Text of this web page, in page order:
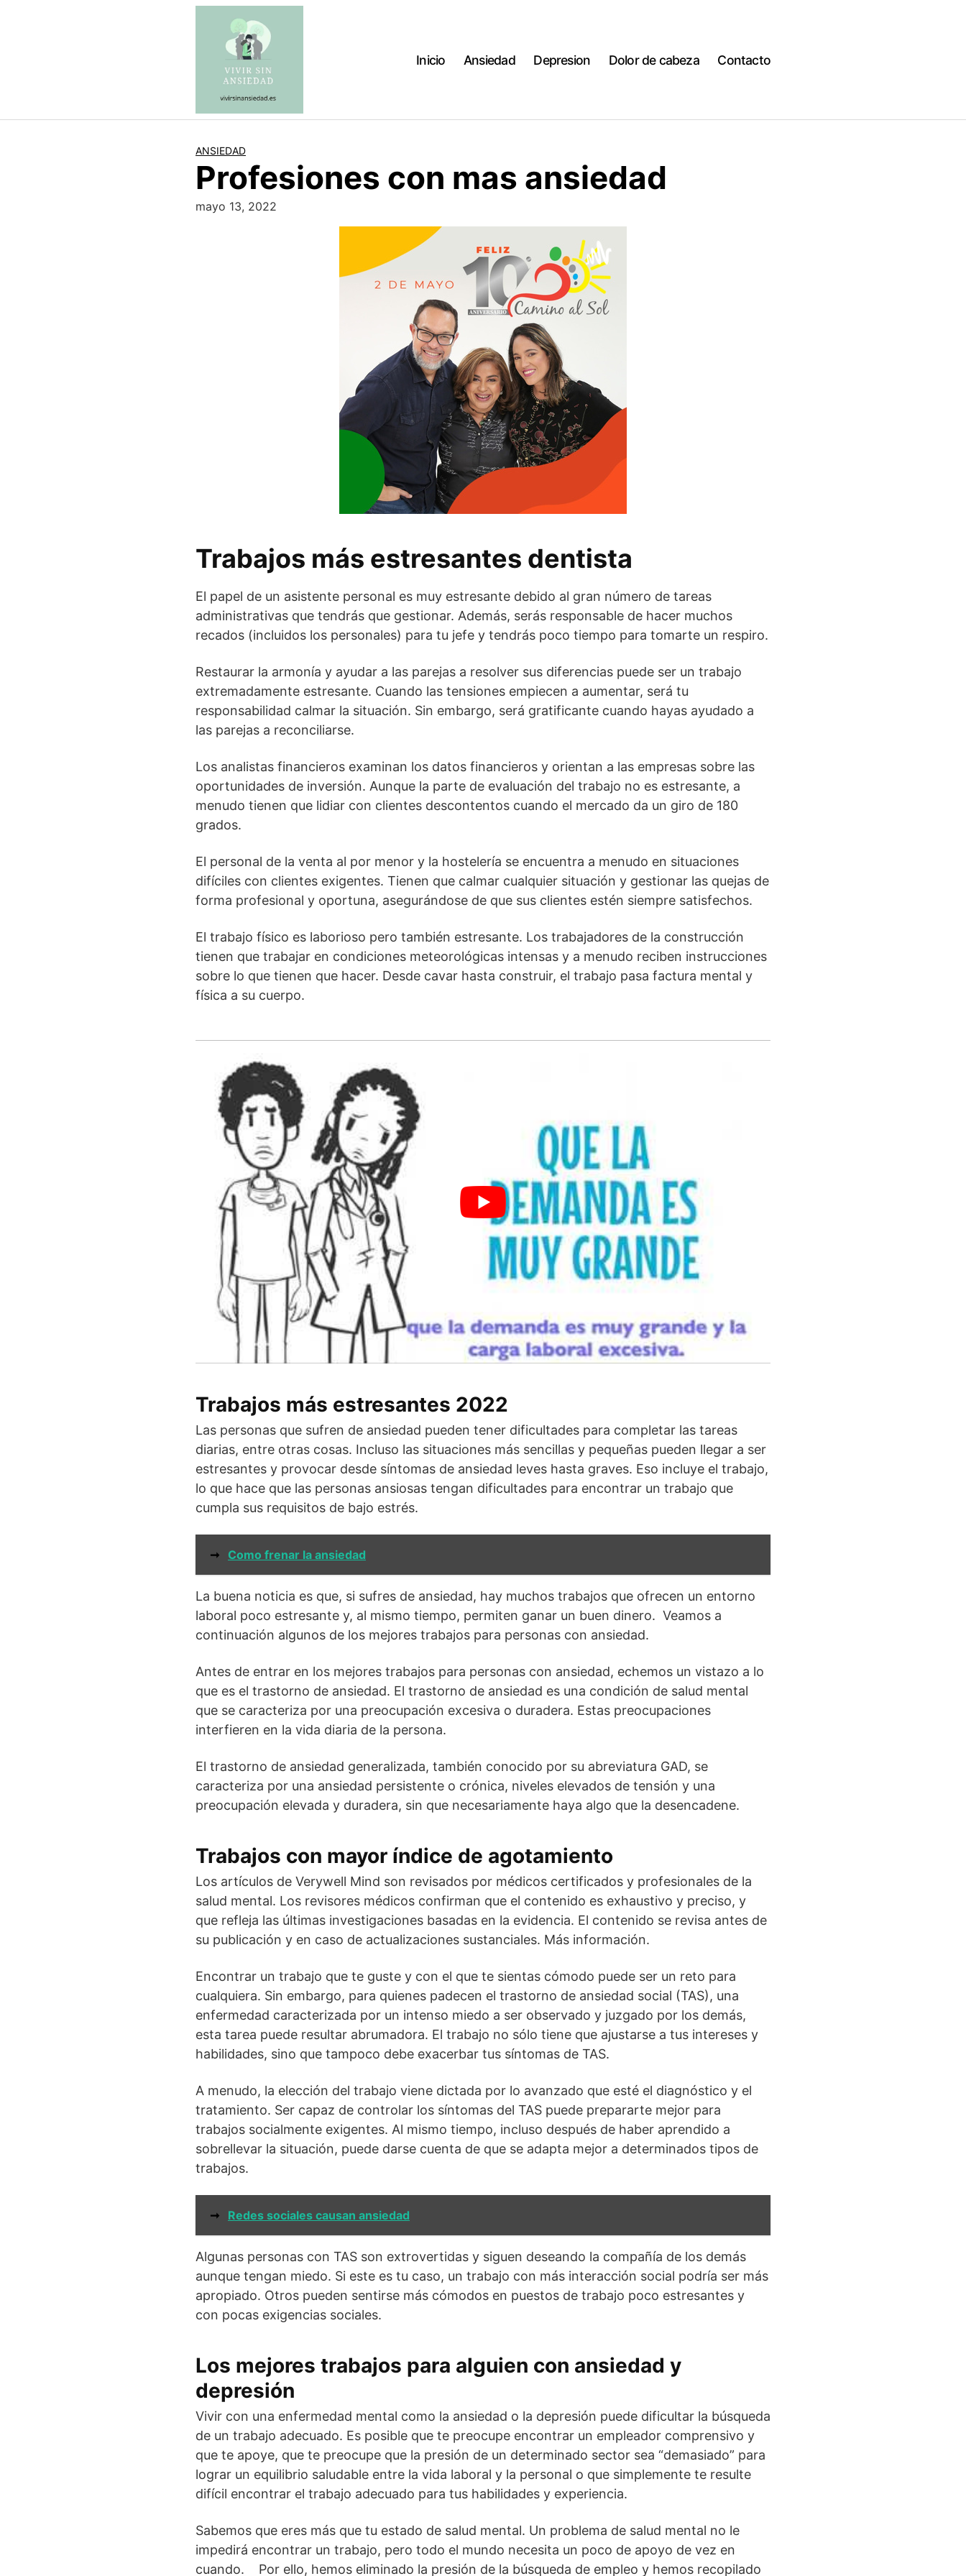
Inicio Ansiedad Depresion Dolor de cabeza Contacto
ANSIEDAD
Profesiones con mas ansiedad
mayo 13, 2022
Trabajos más estresantes dentista
El papel de un asistente personal es muy estresante debido al gran número de tareas
administrativas que tendrás que gestionar. Además, serás responsable de hacer muchos
recados (incluidos los personales) para tu jefe y tendrás poco tiempo para tomarte un respiro.
Restaurar la armonía y ayudar a las parejas a resolver sus diferencias puede ser un trabajo
extremadamente estresante. Cuando las tensiones empiecen a aumentar, será tu
responsabilidad calmar la situación. Sin embargo, será gratificante cuando hayas ayudado a
las parejas a reconciliarse.
Los analistas financieros examinan los datos financieros y orientan a las empresas sobre las
oportunidades de inversión. Aunque la parte de evaluación del trabajo no es estresante, a
menudo tienen que lidiar con clientes descontentos cuando el mercado da un giro de 180
grados.
El personal de la venta al por menor y la hostelería se encuentra a menudo en situaciones
difíciles con clientes exigentes. Tienen que calmar cualquier situación y gestionar las quejas de
forma profesional y oportuna, asegurándose de que sus clientes estén siempre satisfechos.
El trabajo físico es laborioso pero también estresante. Los trabajadores de la construcción
tienen que trabajar en condiciones meteorológicas intensas y a menudo reciben instrucciones
sobre lo que tienen que hacer. Desde cavar hasta construir, el trabajo pasa factura mental y
física a su cuerpo.
Trabajos más estresantes 2022
Las personas que sufren de ansiedad pueden tener dificultades para completar las tareas
diarias, entre otras cosas. Incluso las situaciones más sencillas y pequeñas pueden llegar a ser
estresantes y provocar desde síntomas de ansiedad leves hasta graves. Eso incluye el trabajo,
lo que hace que las personas ansiosas tengan dificultades para encontrar un trabajo que
cumpla sus requisitos de bajo estrés.
➞ Como frenar la ansiedad
La buena noticia es que, si sufres de ansiedad, hay muchos trabajos que ofrecen un entorno
laboral poco estresante y, al mismo tiempo, permiten ganar un buen dinero. Veamos a
continuación algunos de los mejores trabajos para personas con ansiedad.
Antes de entrar en los mejores trabajos para personas con ansiedad, echemos un vistazo a lo
que es el trastorno de ansiedad. El trastorno de ansiedad es una condición de salud mental
que se caracteriza por una preocupación excesiva o duradera. Estas preocupaciones
interfieren en la vida diaria de la persona.
El trastorno de ansiedad generalizada, también conocido por su abreviatura GAD, se
caracteriza por una ansiedad persistente o crónica, niveles elevados de tensión y una
preocupación elevada y duradera, sin que necesariamente haya algo que la desencadene.
Trabajos con mayor índice de agotamiento
Los artículos de Verywell Mind son revisados por médicos certificados y profesionales de la
salud mental. Los revisores médicos confirman que el contenido es exhaustivo y preciso, y
que refleja las últimas investigaciones basadas en la evidencia. El contenido se revisa antes de
su publicación y en caso de actualizaciones sustanciales. Más información.
Encontrar un trabajo que te guste y con el que te sientas cómodo puede ser un reto para
cualquiera. Sin embargo, para quienes padecen el trastorno de ansiedad social (TAS), una
enfermedad caracterizada por un intenso miedo a ser observado y juzgado por los demás,
esta tarea puede resultar abrumadora. El trabajo no sólo tiene que ajustarse a tus intereses y
habilidades, sino que tampoco debe exacerbar tus síntomas de TAS.
A menudo, la elección del trabajo viene dictada por lo avanzado que esté el diagnóstico y el
tratamiento. Ser capaz de controlar los síntomas del TAS puede prepararte mejor para
trabajos socialmente exigentes. Al mismo tiempo, incluso después de haber aprendido a
sobrellevar la situación, puede darse cuenta de que se adapta mejor a determinados tipos de
trabajos.
➞ Redes sociales causan ansiedad
Algunas personas con TAS son extrovertidas y siguen deseando la compañía de los demás
aunque tengan miedo. Si este es tu caso, un trabajo con más interacción social podría ser más
apropiado. Otros pueden sentirse más cómodos en puestos de trabajo poco estresantes y
con pocas exigencias sociales.
Los mejores trabajos para alguien con ansiedad y
depresión
Vivir con una enfermedad mental como la ansiedad o la depresión puede dificultar la búsqueda
de un trabajo adecuado. Es posible que te preocupe encontrar un empleador comprensivo y
que te apoye, que te preocupe que la presión de un determinado sector sea “demasiado” para
lograr un equilibrio saludable entre la vida laboral y la personal o que simplemente te resulte
difícil encontrar el trabajo adecuado para tus habilidades y experiencia.
Sabemos que eres más que tu estado de salud mental. Un problema de salud mental no le
impedirá encontrar un trabajo, pero todo el mundo necesita un poco de apoyo de vez en
cuando. Por ello, hemos eliminado la presión de la búsqueda de empleo y hemos recopilado